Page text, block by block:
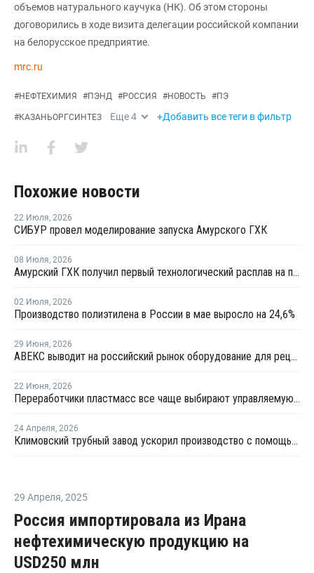
объемов натурального каучука (НК). Об этом стороны
договорились в ходе визита делегации российской компании
на белорусское предприятие.
mrc.ru
#НЕФТЕХИМИЯ #ПЭНД #РОССИЯ #НОВОСТЬ #ПЭ
#КАЗАНЬОРГСИНТЕЗ Еще4 +Добавить все теги в фильтр
Похожие новости
22 Июля, 2026
СИБУР провел моделирование запуска Амурского ГХК
08 Июля, 2026
Амурский ГХК получил первый технологический расплав на производстве полиэтилена
02 Июля, 2026
Производство полиэтилена в России в мае выросло на 24,6%
29 Июня, 2026
АВЕКС выводит на российский рынок оборудование для рециклинга Avian Machinery
22 Июня, 2026
Переработчики пластмасс все чаще выбирают управляемую вторичную гранулу
24 Апреля, 2026
Климовский трубный завод ускорил производство с помощью роботов
29 Апреля, 2025
Россия импортировала из Ирана
нефтехимическую продукцию на
USD250 млн